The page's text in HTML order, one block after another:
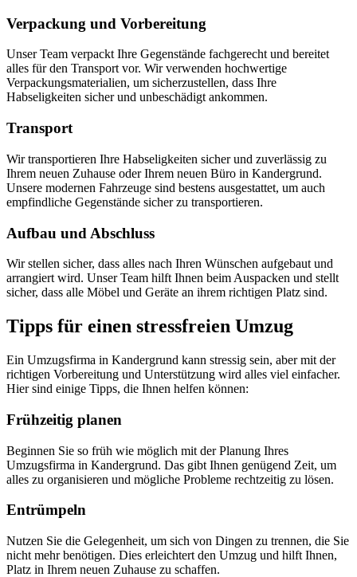
Verpackung und Vorbereitung
Unser Team verpackt Ihre Gegenstände fachgerecht und bereitet
alles für den Transport vor. Wir verwenden hochwertige
Verpackungsmaterialien, um sicherzustellen, dass Ihre
Habseligkeiten sicher und unbeschädigt ankommen.
Transport
Wir transportieren Ihre Habseligkeiten sicher und zuverlässig zu
Ihrem neuen Zuhause oder Ihrem neuen Büro in Kandergrund.
Unsere modernen Fahrzeuge sind bestens ausgestattet, um auch
empfindliche Gegenstände sicher zu transportieren.
Aufbau und Abschluss
Wir stellen sicher, dass alles nach Ihren Wünschen aufgebaut und
arrangiert wird. Unser Team hilft Ihnen beim Auspacken und stellt
sicher, dass alle Möbel und Geräte an ihrem richtigen Platz sind.
Tipps für einen stressfreien Umzug
Ein Umzugsfirma in Kandergrund kann stressig sein, aber mit der
richtigen Vorbereitung und Unterstützung wird alles viel einfacher.
Hier sind einige Tipps, die Ihnen helfen können:
Frühzeitig planen
Beginnen Sie so früh wie möglich mit der Planung Ihres
Umzugsfirma in Kandergrund. Das gibt Ihnen genügend Zeit, um
alles zu organisieren und mögliche Probleme rechtzeitig zu lösen.
Entrümpeln
Nutzen Sie die Gelegenheit, um sich von Dingen zu trennen, die Sie
nicht mehr benötigen. Dies erleichtert den Umzug und hilft Ihnen,
Platz in Ihrem neuen Zuhause zu schaffen.